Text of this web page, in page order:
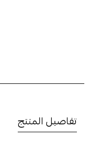
تفاصيل المنتج